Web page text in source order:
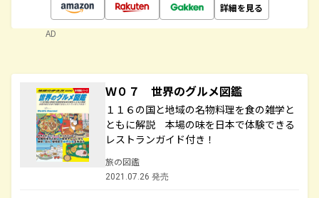
詳細を見る
AD
Ｗ０７ 世界のグルメ図鑑
１１６の国と地域の名物料理を食の雑学と
ともに解説 本場の味を日本で体験できる
レストランガイド付き！
旅の図鑑
2021.07.26 発売